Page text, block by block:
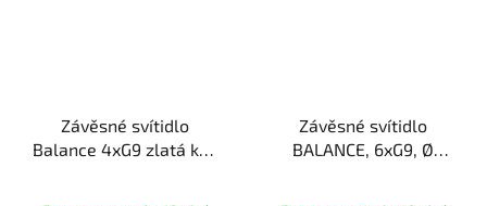
Závěsné svítidlo
Balance 4xG9 zlatá kov
Závěsné svítidlo
BALANCE, 6xG9, Ø